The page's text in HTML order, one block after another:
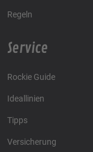
Regeln
Service
Rockie Guide
Ideallinien
Tipps
Versicherung